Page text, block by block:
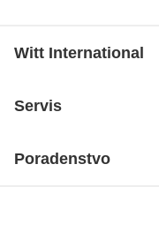
Witt International
Servis
Poradenstvo